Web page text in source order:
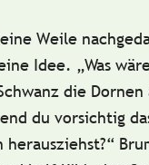
Weile
Idee. „Was
die Dornen
du vorsichtig
herausziehst?“